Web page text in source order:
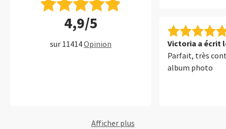
4,9/5
sur 11414Opinion Victoria a écrit
Parfait, très
album photo
Afficher plus